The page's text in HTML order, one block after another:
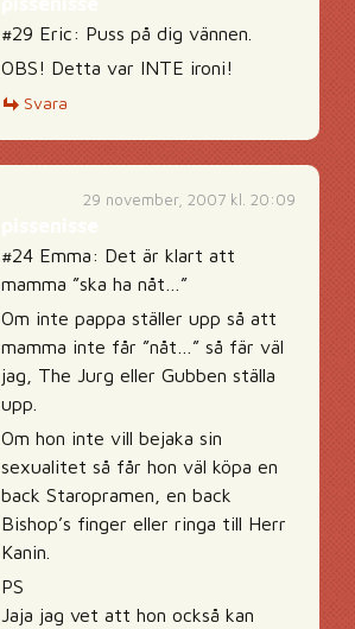
#29 Eric: Puss på dig vännen.
OBS! Detta var INTE ironi!
Svara
29 november, 2007 kl. 20:09
#24 Emma: Det är klart att
mamma ”ska ha nåt…”
Om inte pappa ställer upp så att
mamma inte får ”nåt…” så fär väl
jag, The Jurg eller Gubben ställa
upp.
Om hon inte vill bejaka sin
sexualitet så får hon väl köpa en
back Staropramen, en back
Bishop’s finger eller ringa till Herr
Kanin.
PS
Jaja jag vet att hon också kan